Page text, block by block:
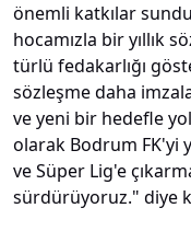
önemli katkılar
hocamızla bir yıllık
türlü fedakarlığı
sözleşme daha
ve yeni bir hedefle
olarak Bodrum FK'yi
ve Süper Lig'e
sürdürüyoruz." diye